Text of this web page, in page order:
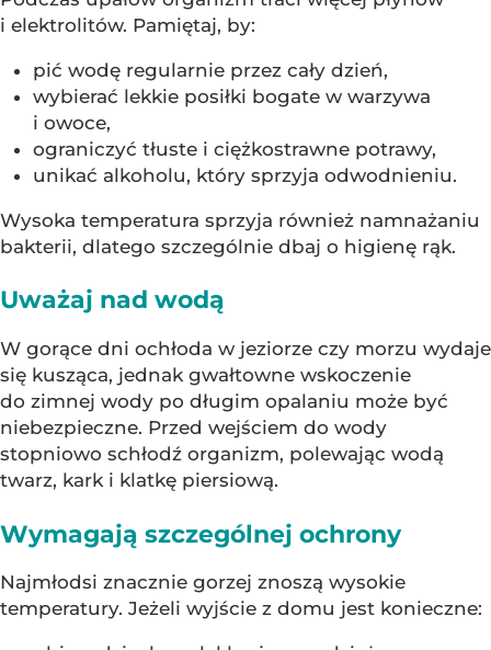
i elektrolitów. Pamiętaj, by:
pić wodę regularnie przez cały dzień,
wybierać lekkie posiłki bogate w warzywa
i owoce,
ograniczyć tłuste i ciężkostrawne potrawy,
unikać alkoholu, który sprzyja odwodnieniu.
Wysoka temperatura sprzyja również namnażaniu
bakterii, dlatego szczególnie dbaj o higienę rąk.
Uważaj nad wodą
W gorące dni ochłoda w jeziorze czy morzu wydaje
się kusząca, jednak gwałtowne wskoczenie
do zimnej wody po długim opalaniu może być
niebezpieczne. Przed wejściem do wody
stopniowo schłodź organizm, polewając wodą
twarz, kark i klatkę piersiową.
Wymagają szczególnej ochrony
Najmłodsi znacznie gorzej znoszą wysokie
temperatury. Jeżeli wyjście z domu jest konieczne: